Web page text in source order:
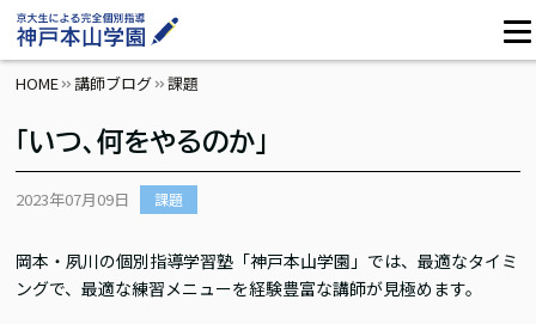
HOME 講師ブログ 課題
「いつ、何をやるのか」
2023年07月09日 課題
岡本・夙川の個別指導学習塾「神戸本山学園」では、最適なタイミ
ングで、最適な練習メニューを経験豊富な講師が見極めます。